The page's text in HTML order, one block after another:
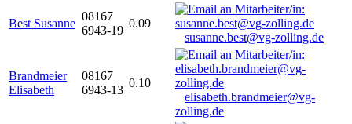
Best Susanne
08167
6943-19
0.09
susanne.best@vg-zolling.de
Brandmeier
Elisabeth
08167
6943-13
0.10
elisabeth.brandmeier@vg-
zolling.de